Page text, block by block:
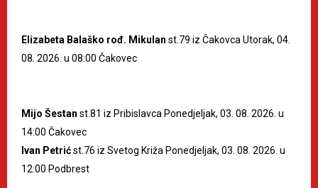
Elizabeta Balaško rođ. Mikulan st.79 iz Čakovca Utorak, 04.
08. 2026. u 08:00 Čakovec
Mijo Šestan st.81 iz Pribislavca Ponedjeljak, 03. 08. 2026. u
14:00 Čakovec
Ivan Petrićst.76 iz Svetog Križa Ponedjeljak, 03. 08. 2026. u
12:00 Podbrest